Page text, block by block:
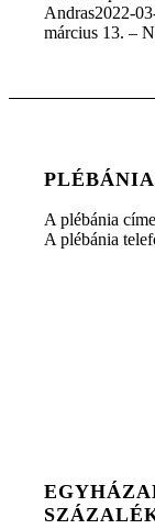
Andras2022-
március 13. –
PLÉBÁNIA
A plébánia
A plébánia